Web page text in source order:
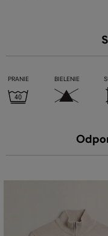
PRANIE BIELENIE